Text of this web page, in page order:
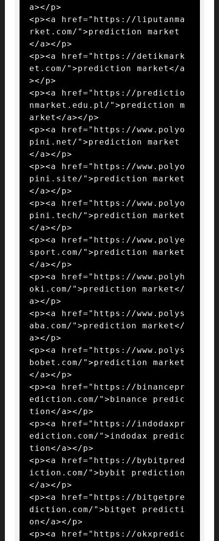
a></p>
<p><a href="https://liputanma
rket.com/">prediction market
</a></p>
<p><a href="https://detikmark
et.com/">prediction market</a
></p>
<p><a href="https://predictio
nmarket.edu.pl/">prediction m
arket</a></p>
<p><a href="https://www.polyo
pini.net/">prediction market
</a></p>
<p><a href="https://www.polyo
pini.site/">prediction market
</a></p>
<p><a href="https://www.polyo
pini.tech/">prediction market
</a></p>
<p><a href="https://www.polye
sport.com/">prediction market
</a></p>
<p><a href="https://www.polyh
oki.com/">prediction market</
a></p>
<p><a href="https://www.polys
aba.com/">prediction market</
a></p>
<p><a href="https://www.polys
bobet.com/">prediction market
</a></p>
<p><a href="https://binancepr
ediction.com/">binance predic
tion</a></p>
<p><a href="https://indodaxpr
ediction.com/">indodax predic
tion</a></p>
<p><a href="https://bybitpred
iction.com/">bybit prediction
</a></p>
<p><a href="https://bitgetpre
diction.com/">bitget predicti
on</a></p>
<p><a href="https://okxpredic